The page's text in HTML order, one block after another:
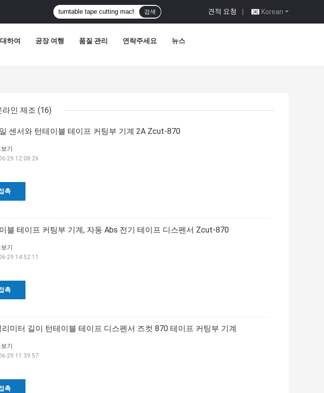
Korean
견적 요청 |
검색
하여 공장 여행 품질 관리 연락주세요 뉴스
인 제조 (16)
센서와 턴테이블 테이프 커팅부 기계 2A Zcut-870
촉
기
29 12:08:26
블 테이프 커팅부 기계, 자동 Abs 전기 테이프 디스펜서 Zcut-870
촉
기
29 14:52:11
리미터 길이 턴테이블 테이프 디스펜서 즈컷 870 테이프 커팅부 기계
촉
기
29 11:39:57